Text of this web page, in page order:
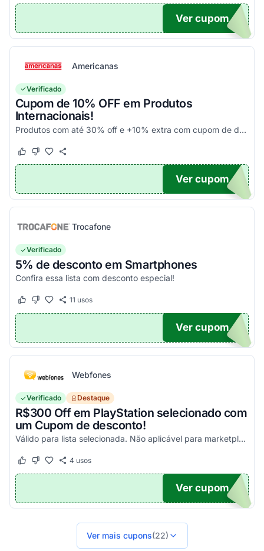
UPOM
Ver cupom
Americanas
Verificado
Cupom de 10% OFF em Produtos
Internacionais!
Produtos com até 30% off e +10% extra com cupom de desconto em produtos participantes da campanha. Consulte exceções no site. Aplique o código promocional no carrinho e aproveite!
Este cupom funcionou
Este cupom não funcionou
10
Ver cupom
Trocafone
Verificado
5% de desconto em Smartphones
Confira essa lista com desconto especial!
Este cupom funcionou
Este cupom não funcionou
11 usos
OFF
Ver cupom
Webfones
Verificado Destaque
R$300 Off em PlayStation selecionado com
um Cupom de desconto!
Válido para lista selecionada. Não aplicável para marketplace. Aproveite!
Este cupom funcionou
Este cupom não funcionou
4 usos
FF
Ver cupom
Ver mais cupons(22)